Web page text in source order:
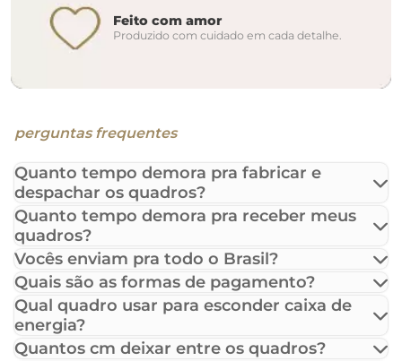
Feito com amor
Produzido com cuidado em cada detalhe.
perguntas frequentes
Quanto tempo demora pra fabricar e
despachar os quadros?
Quanto tempo demora pra receber meus
quadros?
Vocês enviam pra todo o Brasil?
Quais são as formas de pagamento?
Qual quadro usar para esconder caixa de
energia?
Quantos cm deixar entre os quadros?